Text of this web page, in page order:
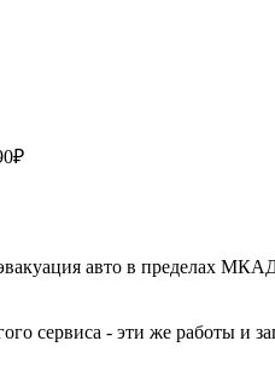
авто в пределах
сервиса - эти же работы и